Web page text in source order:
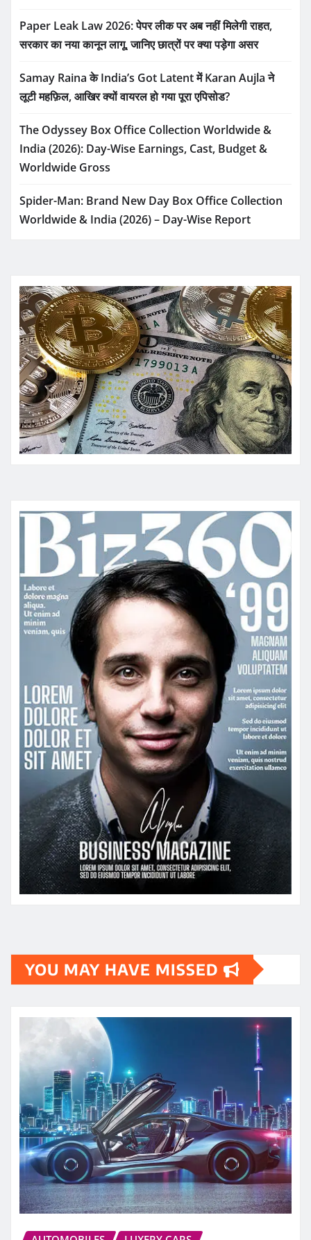
Paper Leak Law 2026: पेपर लीक पर अब नहीं मिलेगी राहत,
सरकार का नया कानून लागू, जानिए छात्रों पर क्या पड़ेगा असर
Samay Raina के India’s Got Latent में Karan Aujla ने
लूटी महफ़िल, आखिर क्यों वायरल हो गया पूरा एपिसोड?
The Odyssey Box Office Collection Worldwide &
India (2026): Day-Wise Earnings, Cast, Budget &
Worldwide Gross
Spider-Man: Brand New Day Box Office Collection
Worldwide & India (2026) – Day-Wise Report
YOU MAY HAVE MISSED